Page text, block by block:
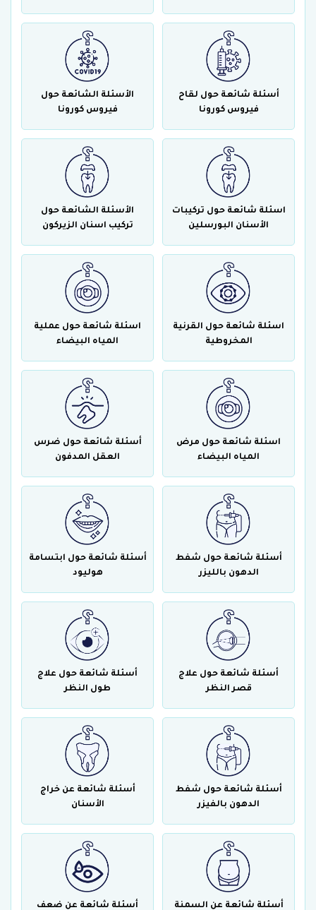
أسئلة شائعة حول لقاح
فيروس كورونا
الأسئلة الشائعة حول
فيروس كورونا
اسئلة شائعة حول تركيبات
الأسنان البورسلين
الأسئلة الشائعة حول
تركيب اسنان الزيركون
اسئلة شائعة حول القرنية
المخروطية
اسئلة شائعة حول عملية
المياه البيضاء
اسئلة شائعة حول مرض
المياه البيضاء
أسئلة شائعة حول ضرس
العقل المدفون
أسئلة شائعة حول شفط
الدهون بالليزر
أسئلة شائعة حول ابتسامة
هوليود
أسئلة شائعة حول علاج
قصر النظر
أسئلة شائعة حول علاج
طول النظر
أسئلة شائعة حول شفط
الدهون بالفيزر
أسئلة شائعة عن خراج
الأسنان
أسئلة شائعة عن السمنة أسئلة شائعة عن ضعف